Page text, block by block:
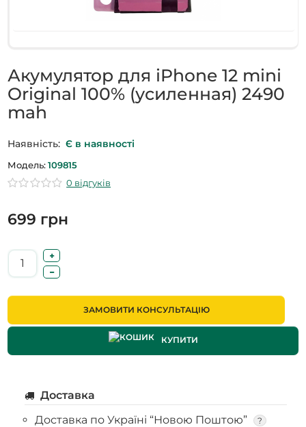
Акумулятор для iPhone 12 mini
Original 100% (усиленная) 2490
mah
Наявність: Є в наявності
Модель: 109815
0 відгуків
699 грн
ЗАМОВИТИ КОНСУЛЬТАЦІЮ
КУПИТИ
Доставка
Доставка по Україні “Новою Поштою”
?